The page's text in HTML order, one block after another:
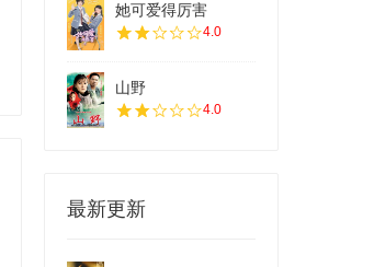
她可爱得厉害
4.0
山野
4.0
最新更新